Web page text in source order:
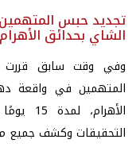
تجديد حبس
الشاي بحدائق الأهرام
وفي وقت سابق قررت
المتهمين في واقعة
التحقيقات وكشف جميع